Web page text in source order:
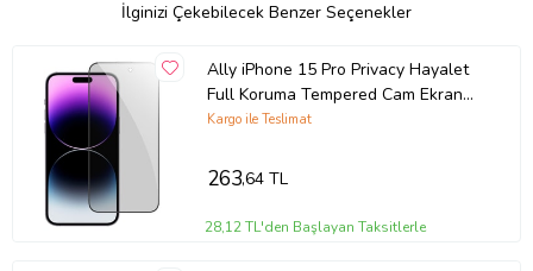
telefonunuzun köşelerine gelen darbelerden bile ekranınız
güvende olur.
Yüksek Şeffaflık:Tiknal Esnek Nano Kırılmaz Cam Ekran Koruyucu
Film , yüksek şeffaflık özelliği sayesinde ekranınızın netliğini ve renk
doğruluğunu korur. Ekranın arkasındaki güzellikleri her zaman
İlginizi Çekebilecek Benzer Seçenekler
Ally iPhone 15 Pro Privacy Hayalet
Full Koruma Tempered Cam Ekran
Koruyucu (Siyah)
Kargo ile Teslimat
263,64 TL
28,12 TL'den Başlayan Taksitlerle